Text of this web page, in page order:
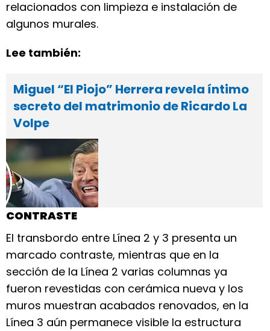
relacionados con limpieza e instalación de
algunos murales.
Lee también:
Miguel “El Piojo” Herrera revela íntimo
secreto del matrimonio de Ricardo La
Volpe
CONTRASTE
El transbordo entre Línea 2 y 3 presenta un
marcado contraste, mientras que en la
sección de la Línea 2 varias columnas ya
fueron revestidas con cerámica nueva y los
muros muestran acabados renovados, en la
Línea 3 aún permanece visible la estructura